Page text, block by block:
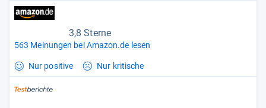
3,8 Sterne
563 Meinungen bei Amazon.de lesen
Nur positive Nur kritische